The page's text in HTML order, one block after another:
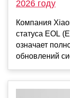
2026 году
Компания
статуса EOL
означает
обновлений